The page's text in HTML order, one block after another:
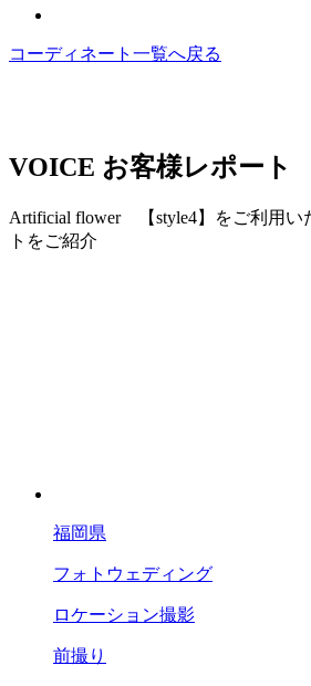
コーディネート一覧へ戻る
VOICE お客様レポート
Artificial flower 【style4】をご利用い
トをご紹介
福岡県
フォトウェディング
ロケーション撮影
前撮り